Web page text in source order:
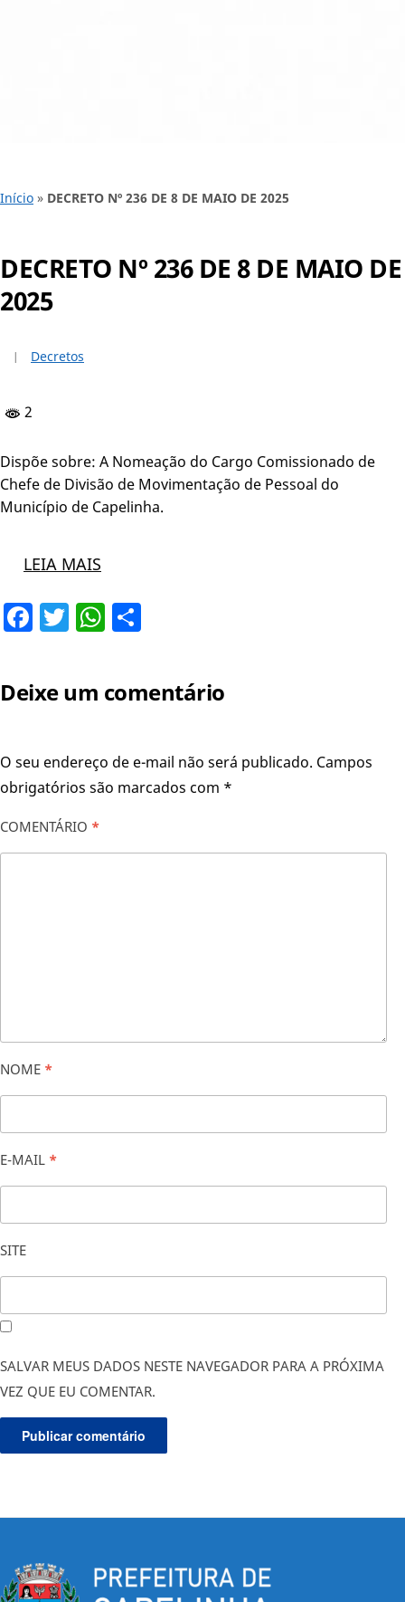
Início » DECRETO Nº 236 DE 8 DE MAIO DE 2025
DECRETO Nº 236 DE 8 DE MAIO DE
2025
Decretos
2
Dispõe sobre: A Nomeação do Cargo Comissionado de
Chefe de Divisão de Movimentação de Pessoal do
Município de Capelinha.
LEIA MAIS
Facebook
TwitterWhatsApp
Deixe um comentário
O seu endereço de e-mail não será publicado. Campos
obrigatórios são marcados com *
COMENTÁRIO *
NOME *
E-MAIL *
SITE
SALVAR MEUS DADOS NESTE NAVEGADOR PARA A PRÓXIMA
VEZ QUE EU COMENTAR.